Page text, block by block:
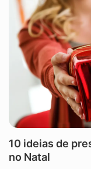
10 ideias de
no Natal